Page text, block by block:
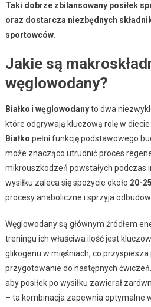
Taki dobrze zbilansowany posiłek
oraz dostarcza niezbędnych
sportowców.
Jakie są
węglowodany?
Białko i węglowodanyto dwa
które odgrywają kluczową rolę w
Białko pełni funkcję podstawowego
może znacząco utrudnić proces
mikrouszkodzeń powstałych podczas
wysiłku zaleca się spożycie około 20-
procesy anaboliczne i sprzyja
Węglowodany są głównym źródłem
treningu ich właściwa ilość jest
glikogenu w mięśniach, co
przygotowanie do następnych
aby posiłek po wysiłku zawierał
– ta kombinacja zapewnia optymalne